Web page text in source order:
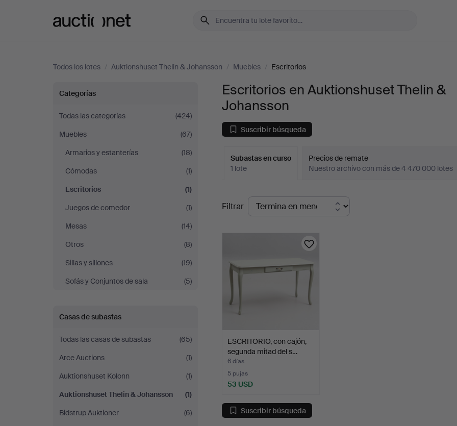
Todos los lotes / Auktionshuset Thelin & Johansson / Muebles / Escritorios
Escritorios
en
Auktionshuset
Thelin
Johansson
Categorías
Todas las categorías
(424)
Muebles
(67)
Armarios y estanterías
(18)
Cómodas
(1)
Escritorios
(1)
Juegos de comedor
(1)
Mesas
(14)
Otros
(8)
Sillas y sillones
(19)
Sofás y Conjuntos de sala
(5)
Casas de subastas
Todas las casas de subastas
(65)
Arce Auctions
(1)
Auktionshuset Kolonn
(1)
Auktionshuset Thelin & Johansson
(1)
Bidstrup Auktioner
(6)
Escritorios en Auktionshuset Thelin &
Johansson
Suscribir búsqueda
Subastas en curso
1 lote
Precios de remate
Nuestro archivo con más de 4 470 000 lotes
Subastas
en
curso
Filtrar
ESCRITORIO, con cajón,
segunda mitad del s…
6 días
5 pujas
53 USD
Suscribir búsqueda